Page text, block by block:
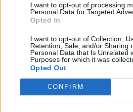
I want to opt-out of processing
Personal Data for Targeted
Opted In
I want to opt-out of Collection,
Retention, Sale, and/or Sharing
Personal Data that Is Unrelated
Purposes for which it was
Opted Out
CONFIRM
Egy nap,
mamut
Dunából, egy
atomerőmű
Történelmi
folyó vízállása és -
kánikula még csak